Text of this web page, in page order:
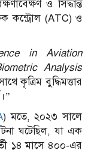
ও সিদ্ধান্ত
কন্ট্রোল (ATC) ও
in Aviation
Analysis
কৃত্রিম বুদ্ধিমত্তার
) মতে, ২০২৩ সালে
ঘটেছিল, যা এক
১৪ মাসে ৪০০-এর